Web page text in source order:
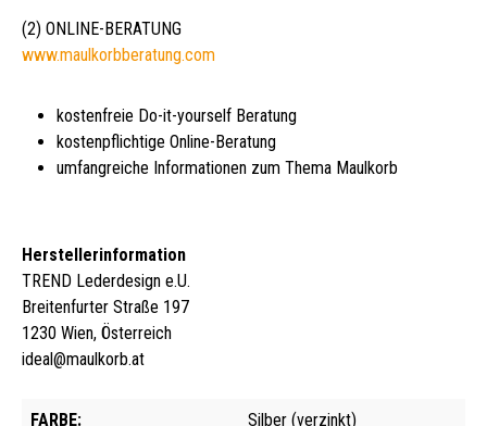
(2) ONLINE-BERATUNG
www.maulkorbberatung.com
kostenfreie Do-it-yourself Beratung
kostenpflichtige Online-Beratung
umfangreiche Informationen zum Thema Maulkorb
Herstellerinformation
TREND Lederdesign e.U.
Breitenfurter Straße 197
1230 Wien, Österreich
ideal@maulkorb.at
FARBE: Silber (verzinkt)